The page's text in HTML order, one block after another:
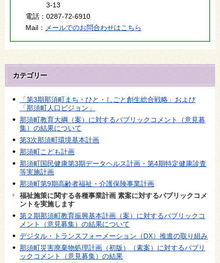
3-13
電話： 0287-72-6910
Mail：
メールでのお問合わせはこちら
カテゴリー
「第3期那須町まち・ひと・しごと創生総合戦略」および
「那須町人口ビジョン」
那須町教育大綱（案）に対するパブリックコメント（意見募
集）の結果について
第3次那須町環境基本計画
那須町こども計画
那須町国民健康第3期データヘルス計画・第4期特定健康診査
等実施計画
那須町第9期高齢者福祉・介護保険事業計画
福祉施策に関する各種事業計画 素案に対するパブリックコメ
ントを実施します
第２期那須町教育振興基本計画（案）に対するパブリックコ
メント（意見募集）の結果について
デジタル・トランスフォーメーション（DX）推進の取り組み
那須町災害廃棄物処理計画（初版）（素案）に対するパブリ
ックコメント（意見募集）の結果